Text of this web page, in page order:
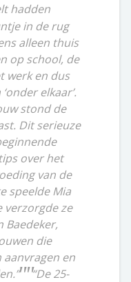
hadden
in de rug
alleen thuis
op school, de
werk en dus
elkaar’.
stond de
Dit serieuze
over het
van de
speelde Mia
verzorgde ze
Baedeker,
die
aanvragen en
“De 25-